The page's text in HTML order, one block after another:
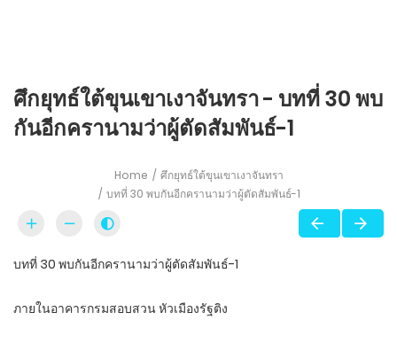
ศึกยุทธ์ใต้ขุนเขาเงาจันทรา - บทที่ 30 พบ
กันอีกครานามว่าผู้ตัดสัมพันธ์-1
Home
ศึกยุทธ์ใต้ขุนเขาเงาจันทรา
บทที่ 30 พบกันอีกครานามว่าผู้ตัดสัมพันธ์-1
บทที่ 30 พบกันอีกครานามว่าผู้ตัดสัมพันธ์-1
ภายในอาคารกรมสอบสวน หัวเมืองรัฐติง